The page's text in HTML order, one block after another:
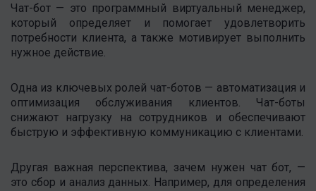
Чат-бот — это программный виртуальный менеджер,
который определяет и помогает удовлетворить
потребности клиента, а также мотивирует выполнить
нужное действие.
Одна из ключевых ролей чат-ботов — автоматизация и
оптимизация обслуживания клиентов. Чат-боты
снижают нагрузку на сотрудников и обеспечивают
быструю и эффективную коммуникацию с клиентами.
Другая важная перспектива, зачем нужен чат бот, —
это сбор и анализ данных. Например, для определения